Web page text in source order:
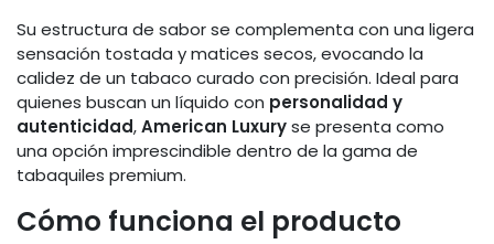
Su estructura de sabor se complementa con una ligera
sensación tostada y matices secos, evocando la
calidez de un tabaco curado con precisión. Ideal para
quienes buscan un líquido con personalidad y
autenticidad,American Luxuryse presenta como
una opción imprescindible dentro de la gama de
tabaquiles premium.
Cómo funciona el producto